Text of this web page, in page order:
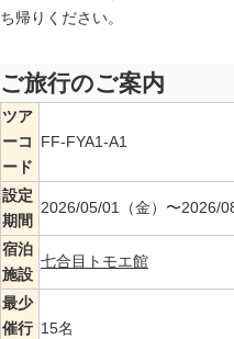
ち帰りください。
ご旅行のご案内
ツア
ーコ
ード
FF-FYA1-A1
設定
期間
2026/05/01（金）〜2026/
宿泊
施設
七合目トモエ館
最少
催行 15名